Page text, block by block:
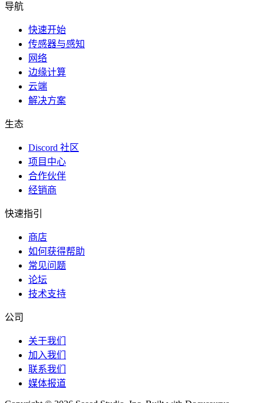
导航
快速开始
传感器与感知
网络
边缘计算
云端
解决方案
生态
Discord 社区
项目中心
合作伙伴
经销商
快速指引
商店
如何获得帮助
常见问题
论坛
技术支持
公司
关于我们
加入我们
联系我们
媒体报道